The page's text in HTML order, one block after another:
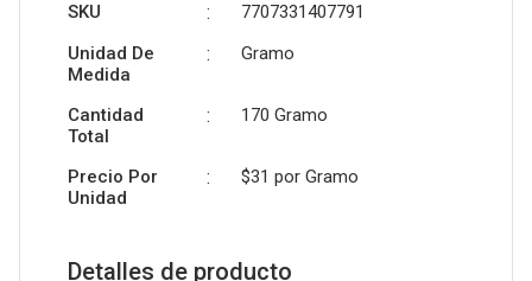
SKU :
7707331407791
Unidad De
Medida
: Gramo
Cantidad
Total
: 170 Gramo
Precio Por
Unidad
: $31 por Gramo
Detalles de producto